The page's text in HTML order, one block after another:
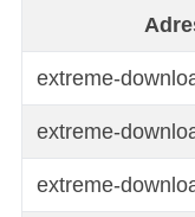
extreme-
extreme-
extreme-